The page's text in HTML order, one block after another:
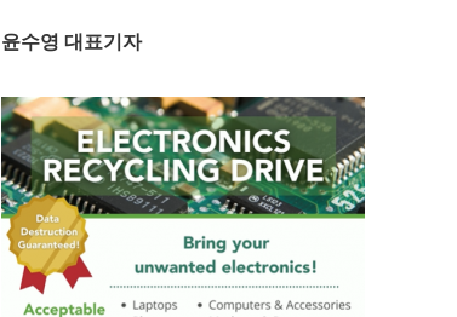
윤수영 대표기자